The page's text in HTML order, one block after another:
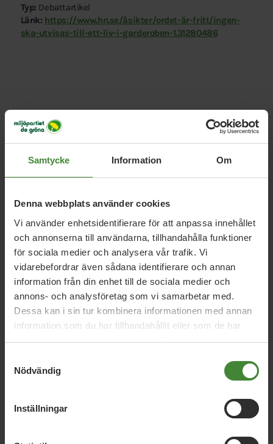
Samtycke Information Om
Denna webbplats använder cookies
Vi använder enhetsidentifierare för att anpassa innehållet
och annonserna till användarna, tillhandahålla funktioner
för sociala medier och analysera vår trafik. Vi
vidarebefordrar även sådana identifierare och annan
information från din enhet till de sociala medier och
annons- och analysföretag som vi samarbetar med.
Dessa kan i sin tur kombinera informationen med annan
information som du har tillhandahållit eller som de har
samlat in när du har använt deras tjänster.
Nödvändig
Inställningar
Typ: Debattartikel
Länk: https://www.hn.se/åsikter/ordet-är-fritt/ingen-
ska-utvisas-till-ett-liv-i-garderoben-1.31280486
Relaterade nyheter
1 januari 2022
”Vi behöver ställa mycket högre krav på
transvården”
24 juni 2021
Riksdagen sa ja till nya regler om
föräldraskap
22 juni 2021
En ny migrationslag har röstats igenom